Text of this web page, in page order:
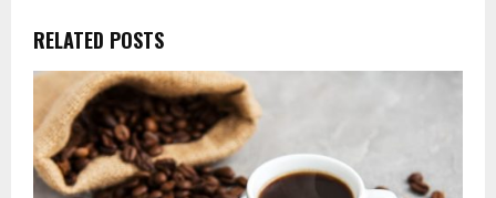
RELATED POSTS